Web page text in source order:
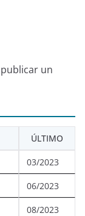
un
ÚLTIMO
03/2023
06/2023
08/2023